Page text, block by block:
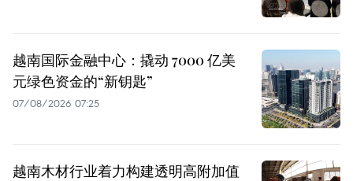
越南国际金融中心：撬动 7000 亿美
元绿色资金的“新钥匙”
07/08/2026 07:25
越南木材行业着力构建透明高附加值